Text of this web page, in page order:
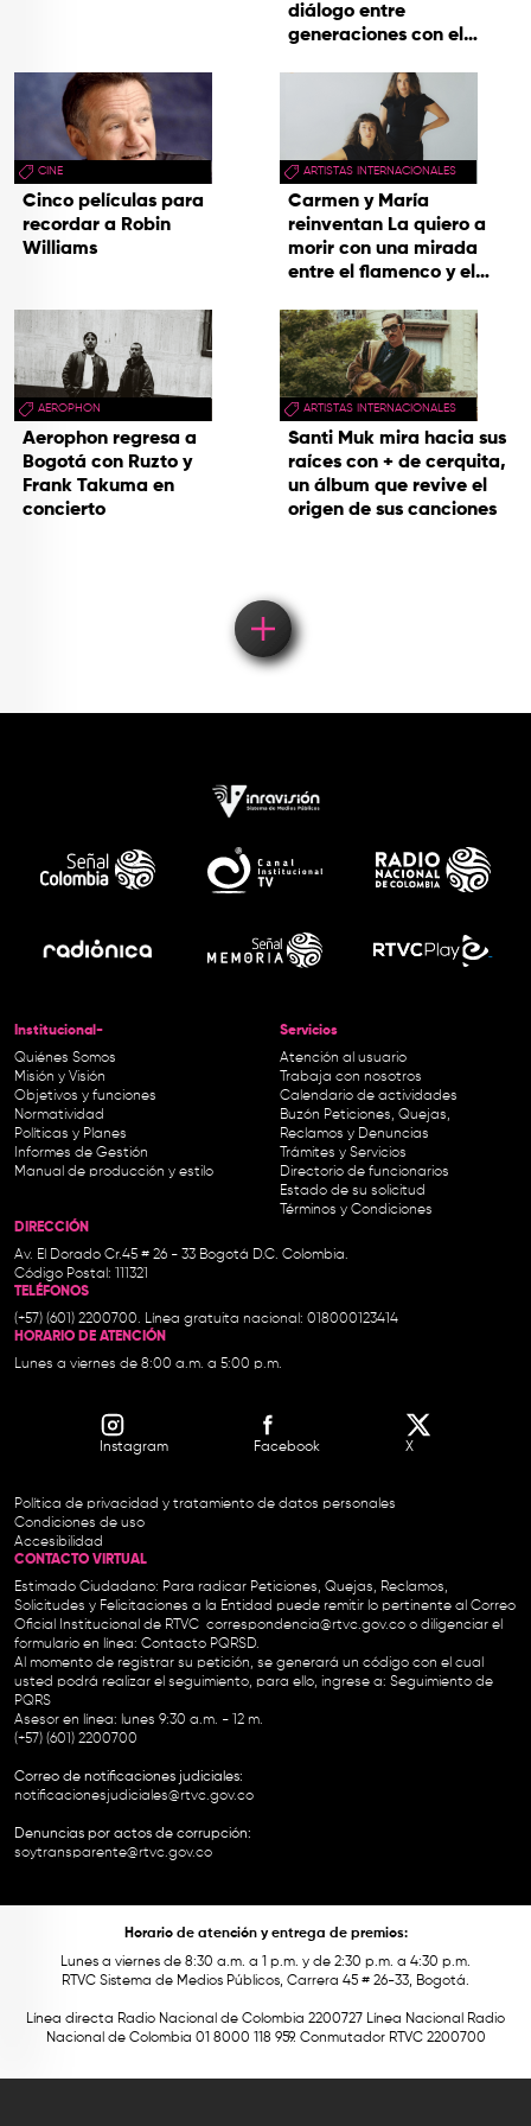
CONTACTO
CINE
Cinco películas para
recordar a Robin
Williams
AEROPHON
Aerophon regresa a
Bogotá con Ruzto y
Frank Takuma en
concierto
diálogo entre
generaciones con el
hecho cenizas
ARTISTAS INTERNACIONALES
Carmen y María
reinventan La quiero a
morir con una mirada
entre el flamenco y el
ARTISTAS INTERNACIONALES
Santi Muk mira hacia sus
raíces con + de cerquita,
un álbum que revive el
origen de sus canciones
Institucional-
Quiénes Somos
Misión y Visión
Objetivos y funciones
Normatividad
Políticas y Planes
Informes de Gestión
Manual de producción y estilo
Servicios
Atención al usuario
Trabaja con nosotros
Calendario de actividades
Buzón Peticiones, Quejas,
Reclamos y Denuncias
Trámites y Servicios
Directorio de funcionarios
Estado de su solicitud
Términos y Condiciones
DIRECCIÓN
Av. El Dorado Cr.45 # 26 - 33 Bogotá D.C. Colombia.
Código Postal: 111321
TELÉFONOS
(+57) (601) 2200700. Línea gratuita nacional: 018000123414
HORARIO DE ATENCIÓN
Lunes a viernes de 8:00 a.m. a 5:00 p.m.
Instagram Facebook X
Política de privacidad y tratamiento de datos personales
Condiciones de uso
Accesibilidad
CONTACTO VIRTUAL
Estimado Ciudadano: Para radicar Peticiones, Quejas, Reclamos,
Solicitudes y Felicitaciones a la Entidad puede remitir lo pertinente al Correo
Oficial Institucional de RTVC correspondencia@rtvc.gov.co o diligenciar el
formulario en línea: Contacto PQRSD.
Al momento de registrar su petición, se generará un código con el cual
usted podrá realizar el seguimiento, para ello, ingrese a: Seguimiento de
PQRS
Asesor en línea: lunes 9:30 a.m. - 12 m.
(+57) (601) 2200700
Correo de notificaciones judiciales:
notificacionesjudiciales@rtvc.gov.co
Denuncias por actos de corrupción:
soytransparente@rtvc.gov.co
Horario de atención y entrega de premios:
Lunes a viernes de 8:30 a.m. a 1 p.m. y de 2:30 p.m. a 4:30 p.m.
RTVC Sistema de Medios Públicos, Carrera 45 # 26-33, Bogotá.
Línea directa Radio Nacional de Colombia 2200727 Línea Nacional Radio
Nacional de Colombia 01 8000 118 959. Conmutador RTVC 2200700